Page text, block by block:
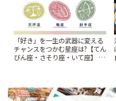
「好き」を一生の武器に変える
チャンスをつかむ星座は?【てん
びん座・さそり座・いて座】 イ